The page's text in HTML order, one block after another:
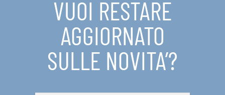
IN EVIDENZA
CONTATTI
VUOI RESTARE
AGGIORNATO
SULLE NOVITA’?